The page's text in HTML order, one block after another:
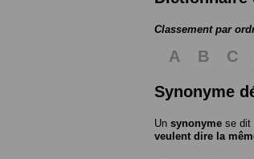
Classement par
A B C
Synonyme
Un synonyme se dit
veulent dire la